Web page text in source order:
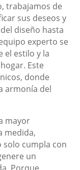
trabajamos de
sus deseos y
diseño hasta
experto se
el estilo y la
Este
donde
armonía del
mayor
medida,
solo cumpla con
un